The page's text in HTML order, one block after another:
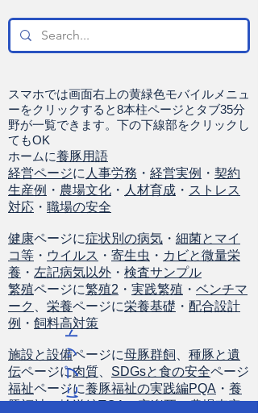
スマホでは画面右上の黄緑色モバイルメニュ
ーをクリックすると8本柱ページとタブ35分
野が一覧できます。下の下線部をクリックし
てもOK
ホームに養豚用語
経営ページに 人事労務 ・ 経営実例 ・ 契約
生産例 ・ 農場文化 ・ 人材育成 ・ ストレス
対応 ・ 職場の安全
健康ページに症状別の病気 ・ 細菌とマイ
コ等 ・ ウイルス ・ 寄生虫 ・ カビと微量栄
養 ・ 左記病気以外 ・ 検査サンプル
繁殖ページに繁殖2 ・ 実践繁殖 ・ ベンチマ
ーク
栄養ページに栄養基礎 ・ 配合設計
例 ・ 飼料高対策
施設と設備ページに母豚群飼
種豚と遺
伝ページに肉質 SDGsと食の安全ページ
福祉ページに養豚福祉の実践編PQA ・ 養
豚福祉の輸送編TQA・安楽死・農場査定
ト
ッ
プ
に